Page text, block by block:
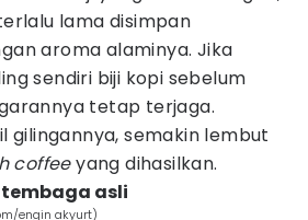
lama disimpan
aroma alaminya. Jika
sendiri biji kopi sebelum
tetap terjaga.
gilingannya, semakin lembut
coffeeyang dihasilkan.
tembaga asli
engin akyurt)